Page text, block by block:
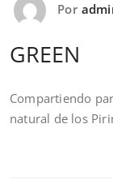
Por
GREEN
Compartiendo
natural de los